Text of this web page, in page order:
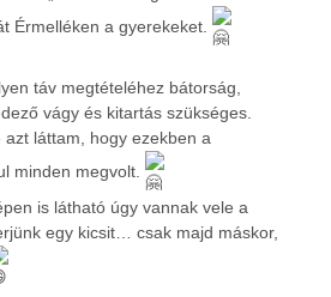
Érmelléken a gyerekeket.
táv megtételéhez bátorság,
vágy és kitartás szükséges.
láttam, hogy ezekben a
minden megvolt.
is látható úgy vannak vele a
egy kicsit… csak majd máskor,